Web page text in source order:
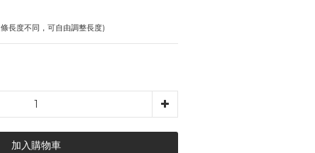
長度不同，可自由調整長度)
加入購物車